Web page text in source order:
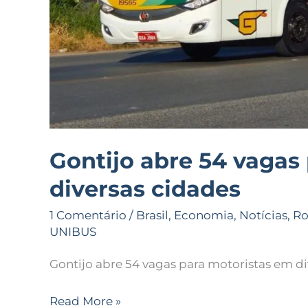
Gontijo abre 54
diversas cidades
1 Comentário / Brasil, Economia, Notícias,
UNIBUS
Gontijo abre 54 vagas para motoristas em
Read More »